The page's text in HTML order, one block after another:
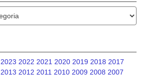
2023 2022 2021 2020 2019 2018 2017
2013 2012 2011 2010 2009 2008 2007